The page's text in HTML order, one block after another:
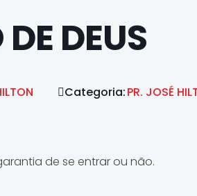
DEUS
Categoria:PR. JOSÉ
de se entrar ou não.